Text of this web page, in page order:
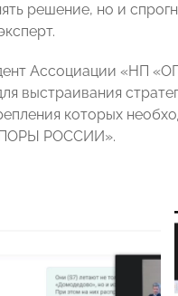
решение, но и
Ассоциации «НП
выстраивания
которых
РОССИИ».